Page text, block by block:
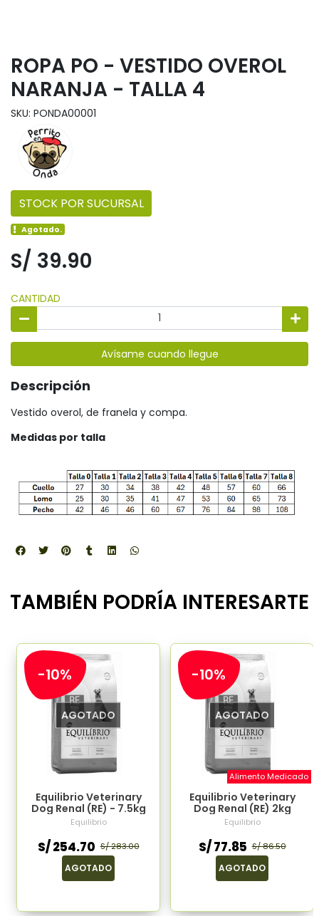
ROPA PO - VESTIDO OVEROL
NARANJA - TALLA 4
SKU: PONDA00001
STOCK POR SUCURSAL
Agotado.
S/ 39.90
CANTIDAD
Avísame cuando llegue
Descripción
Vestido overol, de franela y compa.
Medidas por talla
TAMBIÉN PODRÍA INTERESARTE
-10%
AGOTADO
Equilibrio Veterinary
Dog Renal (RE) - 7.5kg
Equilibrio
S/ 283.00
S/ 254.70
AGOTADO
-10%
Alimento Medicado
AGOTADO
Equilibrio Veterinary
Dog Renal (RE) 2kg
Equilibrio
S/ 86.50
S/ 77.85
AGOTADO